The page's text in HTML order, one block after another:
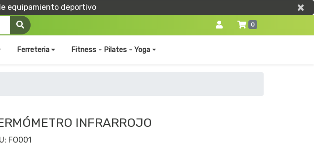
equipamiento deportivo ×
×
0
Ferreteria Fitness - Pilates - Yoga
INFRARROJO
FO001